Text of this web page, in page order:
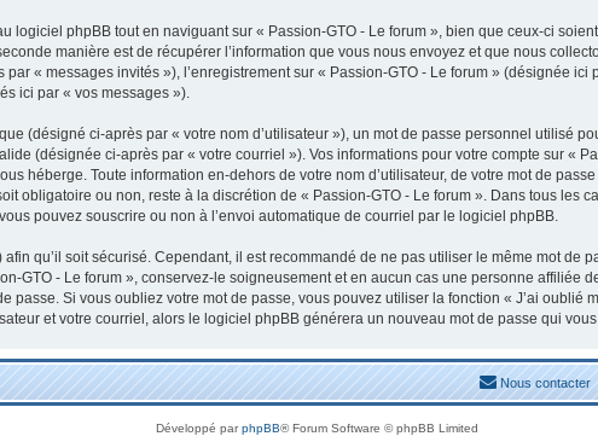
logiciel phpBB tout en naviguant sur « Passion-GTO - Le forum », bien que ceux-ci
manière est de récupérer l’information que vous nous envoyez et que nous
« messages invités »), l’enregistrement sur « Passion-GTO - Le forum » (désignée
ici par « vos messages »).
(désigné ci-après par « votre nom d’utilisateur »), un mot de passe personnel utilisé
(désignée ci-après par « votre courriel »). Vos informations pour votre compte sur «
héberge. Toute information en-dehors de votre nom d’utilisateur, de votre mot de
obligatoire ou non, reste à la discrétion de « Passion-GTO - Le forum ». Dans tous les
pouvez souscrire ou non à l’envoi automatique de courriel par le logiciel phpBB.
qu’il soit sécurisé. Cependant, il est recommandé de ne pas utiliser le même mot de
GTO - Le forum », conservez-le soigneusement et en aucun cas une personne affiliée
passe. Si vous oubliez votre mot de passe, vous pouvez utiliser la fonction « J’ai oublié
et votre courriel, alors le logiciel phpBB générera un nouveau mot de passe qui
Nous contacter
Développé parphpBB® Forum Software © phpBB Limited